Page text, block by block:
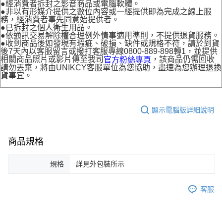
●經消費者拆封之影音商品或電腦軟體。
●非以有形媒介提供之數位內容或一經提供即為完成之線上服
務，經消費者事先同意始提供者。
●已拆封之個人衛生用品。
●依通訊交易解除權合理例外情事適用準則，不提供退貨服務。
●收到商品後如發現有瑕疵、破損、缺件或規格不符，請於到貨
後7天內以客服留言或撥打客服專線0800-889-898轉1，並提供
相關商品照片或影片傳至我司 官方粉絲專頁 ，該商品仍需回收
請勿丟棄，將由UNIKCY客服單位為您協助，盡速為您辦理退換
貨事宜。
顯示電腦版詳細說明
商品規格
規格 詳見外包裝所示
客服